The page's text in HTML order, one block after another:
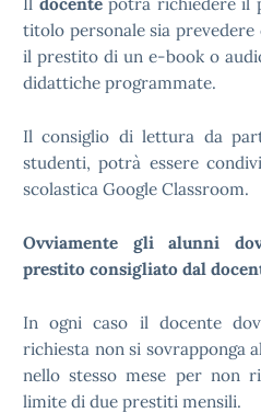
titolo personale sia
il prestito di un e-book o
didattiche programmate.
Il consiglio di lettura da
studenti, potrà essere
scolastica Google Classroom.
Ovviamente gli alunni
prestito consigliato dal
In ogni caso il docente
richiesta non si sovrapponga
nello stesso mese per non
limite di due prestiti mensili.